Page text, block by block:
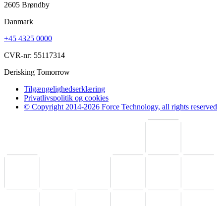
2605 Brøndby
Danmark
+45 4325 0000
CVR-nr: 55117314
Derisking Tomorrow
Tilgængelighedserklæring
Privatlivspolitik og cookies
© Copyright 2014-2026 Force Technology, all rights reserved